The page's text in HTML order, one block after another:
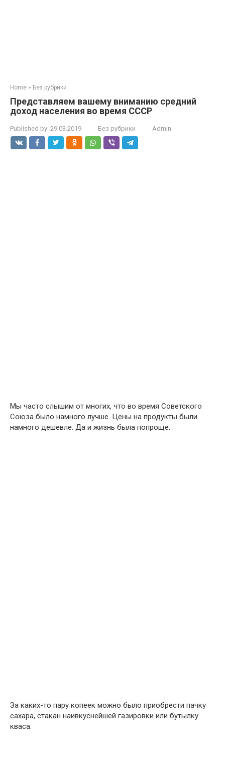
Home » Без рубрики
Представляем вашему вниманию средний
доход населения во время СССР
Published by: 29.03.2019 Без рубрики Admin
Мы часто слышим от многих, что во время Советского
Союза было намного лучше. Цены на продукты были
намного дешевле. Да и жизнь была попроще.
За каких-то пару копеек можно было приобрести пачку
сахара, стакан наивкуснейшей газировки или бутылку
кваса.